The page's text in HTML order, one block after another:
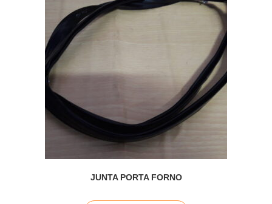
JUNTA PORTA FORNO